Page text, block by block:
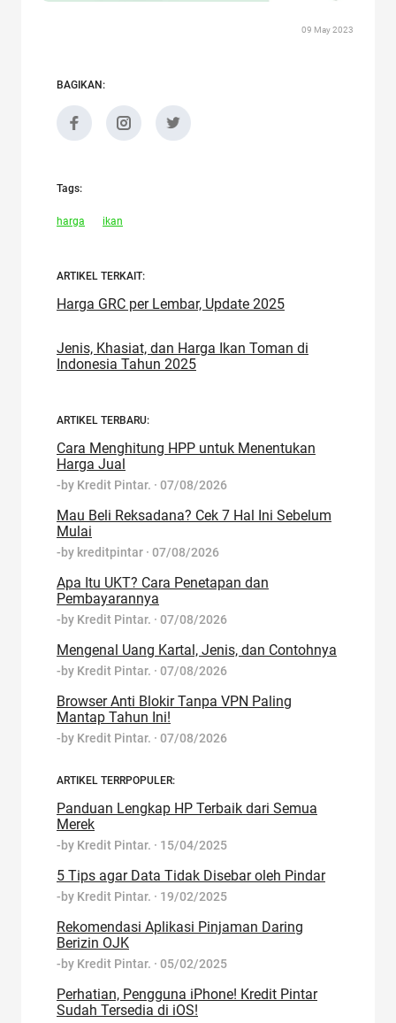
09 May 2023
BAGIKAN:
Tags:
harga ikan
ARTIKEL TERKAIT:
Harga GRC per Lembar, Update 2025
Jenis, Khasiat, dan Harga Ikan Toman di
Indonesia Tahun 2025
ARTIKEL TERBARU:
Cara Menghitung HPP untuk Menentukan
Harga Jual
-by Kredit Pintar. · 07/08/2026
Mau Beli Reksadana? Cek 7 Hal Ini Sebelum
Mulai
-by kreditpintar · 07/08/2026
Apa Itu UKT? Cara Penetapan dan
Pembayarannya
-by Kredit Pintar. · 07/08/2026
Mengenal Uang Kartal, Jenis, dan Contohnya
-by Kredit Pintar. · 07/08/2026
Browser Anti Blokir Tanpa VPN Paling
Mantap Tahun Ini!
-by Kredit Pintar. · 07/08/2026
ARTIKEL TERRPOPULER:
Panduan Lengkap HP Terbaik dari Semua
Merek
-by Kredit Pintar. · 15/04/2025
5 Tips agar Data Tidak Disebar oleh Pindar
-by Kredit Pintar. · 19/02/2025
Rekomendasi Aplikasi Pinjaman Daring
Berizin OJK
-by Kredit Pintar. · 05/02/2025
Perhatian, Pengguna iPhone! Kredit Pintar
Sudah Tersedia di iOS!